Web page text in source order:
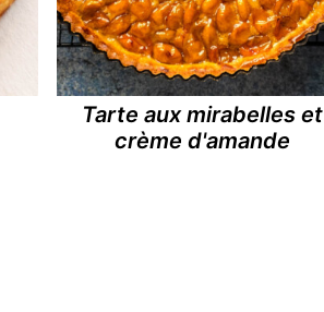
Tarte aux mirabelles et
crème d'amande